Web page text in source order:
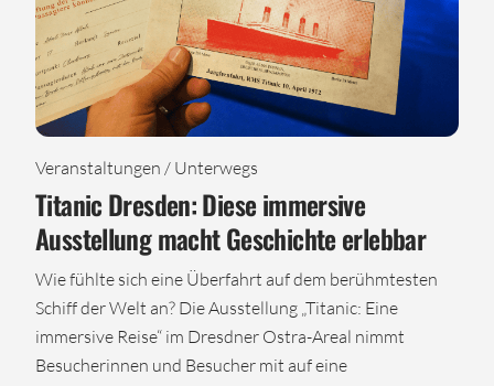
Veranstaltungen / Unterwegs
Titanic Dresden: Diese immersive
Ausstellung macht Geschichte erlebbar
Wie fühlte sich eine Überfahrt auf dem berühmtesten
Schiff der Welt an? Die Ausstellung „Titanic: Eine
immersive Reise“ im Dresdner Ostra-Areal nimmt
Besucherinnen und Besucher mit auf eine